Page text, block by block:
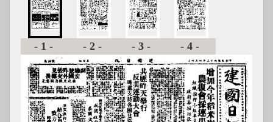
-1- -2- -3- -4-